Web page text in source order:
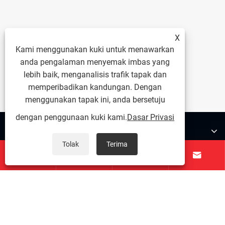
 
X
Kami menggunakan kuki untuk menawarkan
anda pengalaman menyemak imbas yang
lebih baik, menganalisis trafik tapak dan
memperibadikan kandungan. Dengan
menggunakan tapak ini, anda bersetuju
dengan penggunaan kuki kami.Dasar Privasi
Tolak Terima